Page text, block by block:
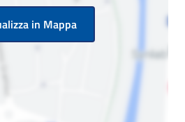
in Mappa